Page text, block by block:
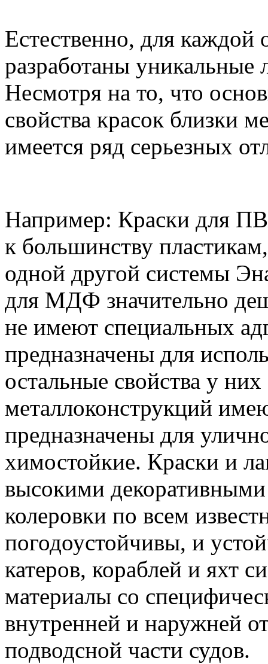
Естественно, для
разработаны уникальные
Несмотря на то, что
свойства красок близки
имеется ряд серьезных
Например: Краски для
к большинству
одной другой системы
для МДФ значительно
не имеют специальных
предназначены для
остальные свойства у
металлоконструкций
предназначены для
химостойкие. Краски и
высокими
колеровки по всем
погодоустойчивы, и
катеров, кораблей и яхт
материалы со
внутренней и наружней
подводсной части судов.